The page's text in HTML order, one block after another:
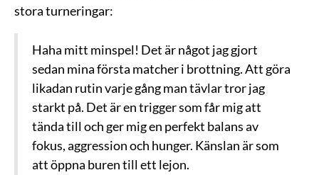
stora turneringar:
Haha mitt minspel! Det är något jag gjort
sedan mina första matcher i brottning. Att göra
likadan rutin varje gång man tävlar tror jag
starkt på. Det är en trigger som får mig att
tända till och ger mig en perfekt balans av
fokus, aggression och hunger. Känslan är som
att öppna buren till ett lejon.